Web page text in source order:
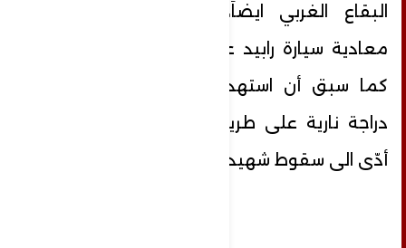
البقاع الغربي ايضاً، استهدفت مسيرة
معادية سيارة رابيد على طريق القرعون.
كما سبق أن استهدفت مسيّرة معادية
دراجة نارية على طريق القرعون ايضاً، ما
أدّى الى سقوط شهيد.